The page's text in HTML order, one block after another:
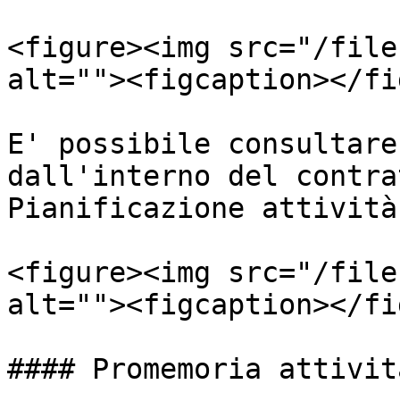
<figure><img src="/files/
alt=""><figcaption></
E' possibile
dall'interno del
Pianificazione
<figure><img src="/
alt=""><figcaption></
#### Promemoria